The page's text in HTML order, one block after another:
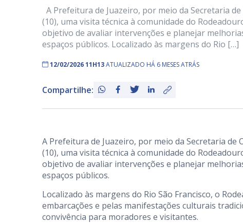
A Prefeitura de Juazeiro, por meio da Secretaria
(10), uma visita técnica à comunidade do
objetivo de avaliar intervenções e planejar
espaços públicos. Localizado às margens do Rio […]
12/02/2026 11H13ATUALIZADO HÁ 6 MESES ATRÁS
Compartilhe:
A Prefeitura de Juazeiro, por meio da Secretaria
(10), uma visita técnica à comunidade do
objetivo de avaliar intervenções e planejar
espaços públicos.
Localizado às margens do Rio São Francisco, o
embarcações e pelas manifestações culturais
convivência para moradores e visitantes.